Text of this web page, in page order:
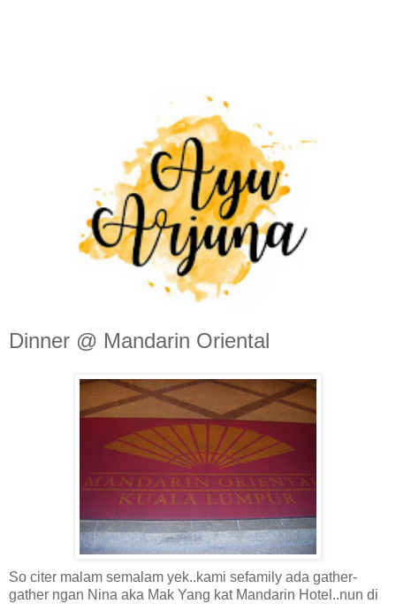
Dinner @ Mandarin Oriental
So citer malam semalam yek..kami sefamily ada gather-
gather ngan Nina aka Mak Yang kat Mandarin Hotel..nun di